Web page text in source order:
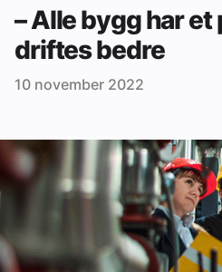
Ventilasjon
Varme og energi
Aktuelle prosjekter
Om VVS Aktuelt
Kontakt oss:
– Alle bygg har et
driftes bedre
10 november 2022